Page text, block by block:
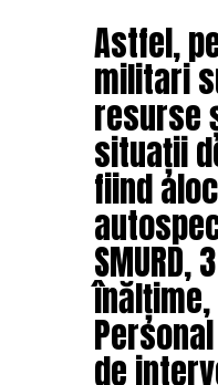
Astfel,
militari
resurse
situații
fiind
de